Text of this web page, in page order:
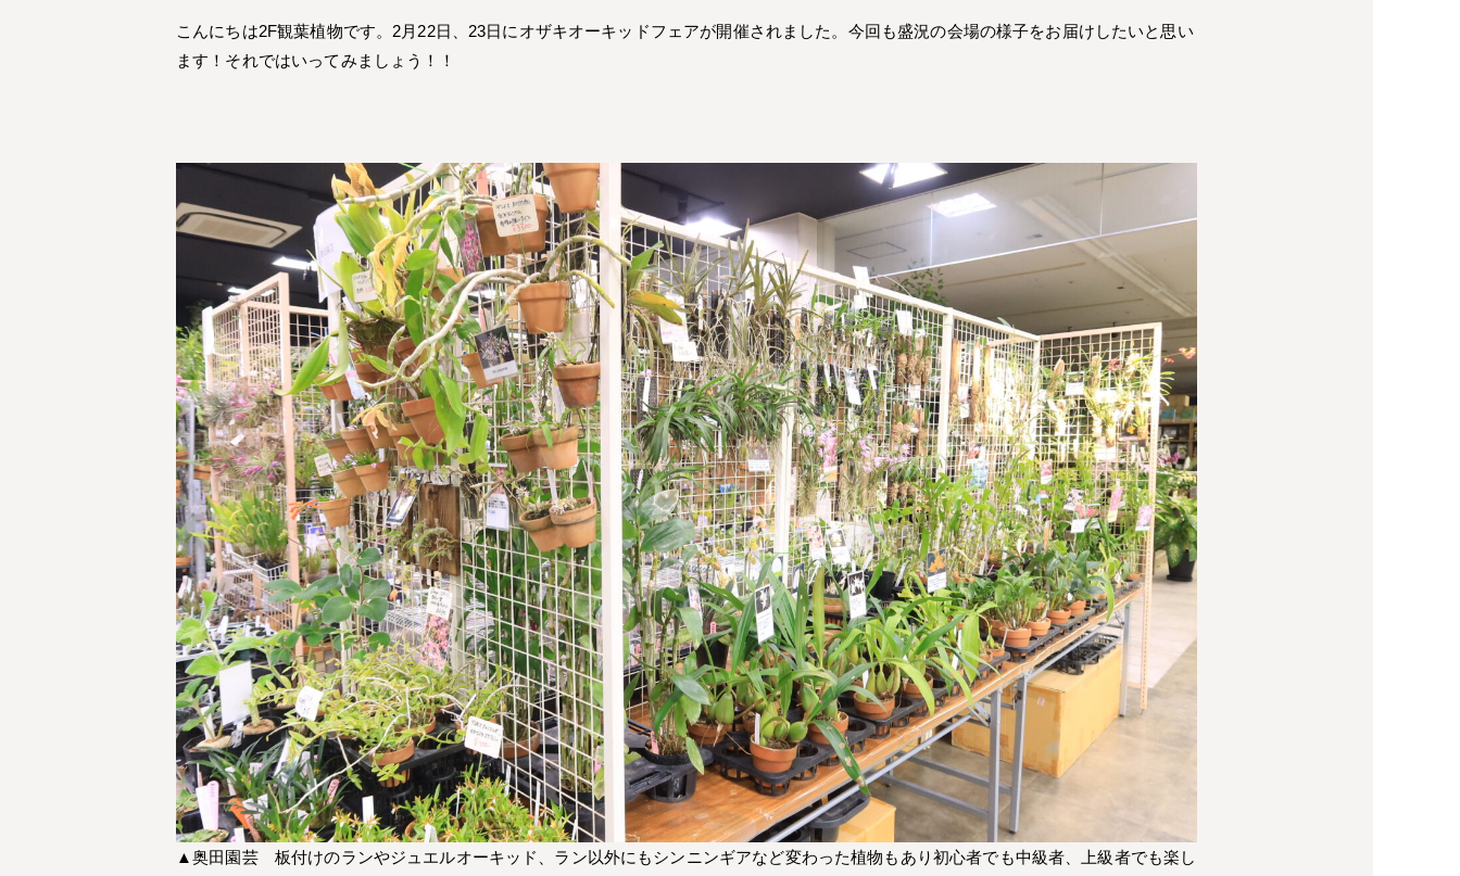
こんにちは2F観葉植物です。2月22日、23日にオザキオーキッドフェアが開催されました。今回も盛況の会場の様子をお届けしたいと思い
ます！それではいってみましょう！！
▲奥田園芸 板付けのランやジュエルオーキッド、ラン以外にもシンニンギアなど変わった植物もあり初心者でも中級者、上級者でも楽し